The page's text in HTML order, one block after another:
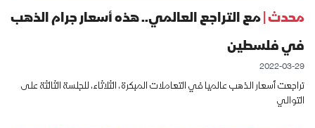
محدث |مع التراجع العالمي.. هذه أسعار جرام الذهب
في فلسطين
2022-03-29
تراجعت أسعار الذهب عالميا في التعاملات المبكرة، الثلاثاء، للجلسة الثالثة على
التوالي